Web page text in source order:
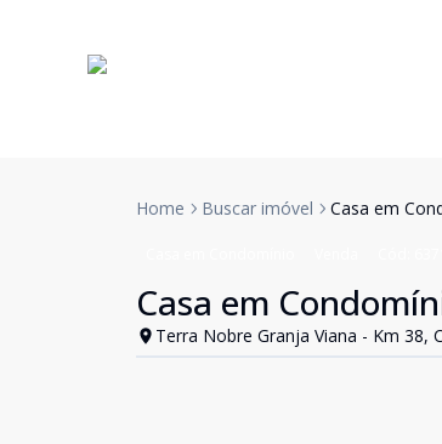
Home Buscar imóvel Casa em
Casa em
Terra Nobre Granja Viana - Km 38,